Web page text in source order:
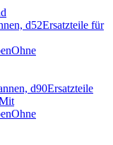
d52Ersatzteile für
Ohne
d90Ersatzteile
Ohne